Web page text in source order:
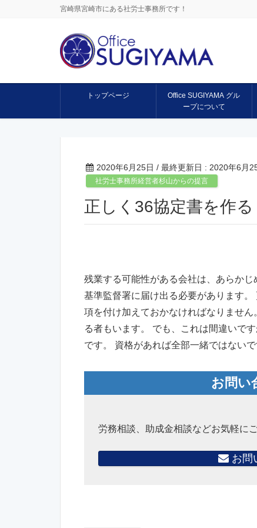
宮崎県宮崎市にある社労士事務所です！
トップページ
Office SUGIYAMA グル
ープについて
2020年6月25日 / 最終更新日 : 2020年6月
社労士事務所経営者杉山からの提言
正しく36協定書を作る
残業する可能性がある会社は、あらか
基準監督署に届け出る必要があります
項を付け加えておかなければなりませ
る者もいます。 でも、これは間違いで
です。 資格があれば全部一緒ではないで
お問い
労務相談、助成金相談などお気軽に
お問